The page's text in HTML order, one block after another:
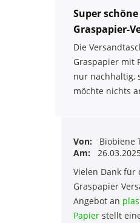
Super
Graspapier-
Die
Graspapier mit
nur nachhaltig,
möchte nichts
Von:
Biobiene
Am:
Vielen Dank für
Graspapier
Angebot an
Papierstellt